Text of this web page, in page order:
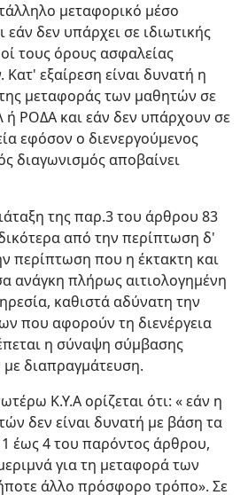
μεταφορικό μέσο
δεν υπάρχει σε ιδιωτικής
τους όρους ασφαλείας
εξαίρεση είναι δυνατή η
μεταφοράς των μαθητών σε
ΡΟΔΑ και εάν δεν υπάρχουν σε
εφόσον ο διενεργούμενος
διαγωνισμός αποβαίνει
της παρ.3 του άρθρου 83
από την περίπτωση δ'
περίπτωση που η έκτακτη και
ανάγκη πλήρως αιτιολογημένη
καθιστά αδύνατη την
που αφορούν τη διενέργεια
η σύναψη σύμβασης
διαπραγμάτευση.
Κ.Υ.Α ορίζεται ότι: « εάν η
δεν είναι δυνατή με βάση τα
έως 4 του παρόντος άρθρου,
για τη μεταφορά των
άλλο πρόσφορο τρόπο». Σε